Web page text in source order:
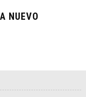
NUEVO